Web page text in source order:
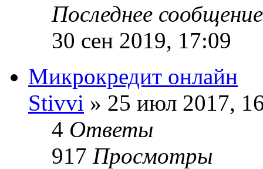
Последнее
30 сен 2019, 17:09
Микрокредит онлайн
Stivvi » 25 июл 2017,
4 Ответы
917 Просмотры